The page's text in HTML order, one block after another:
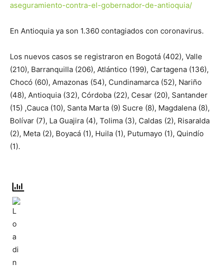
aseguramiento-contra-el-gobernador-de-antioquia/
En Antioquia ya son 1.360 contagiados con coronavirus.
Los nuevos casos se registraron en Bogotá (402), Valle
(210), Barranquilla (206), Atlántico (199), Cartagena (136),
Chocó (60), Amazonas (54), Cundinamarca (52), Nariño
(48), Antioquia (32), Córdoba (22), Cesar (20), Santander
(15) ,Cauca (10), Santa Marta (9) Sucre (8), Magdalena (8),
Bolívar (7), La Guajira (4), Tolima (3), Caldas (2), Risaralda
(2), Meta (2), Boyacá (1), Huila (1), Putumayo (1), Quindío
(1).